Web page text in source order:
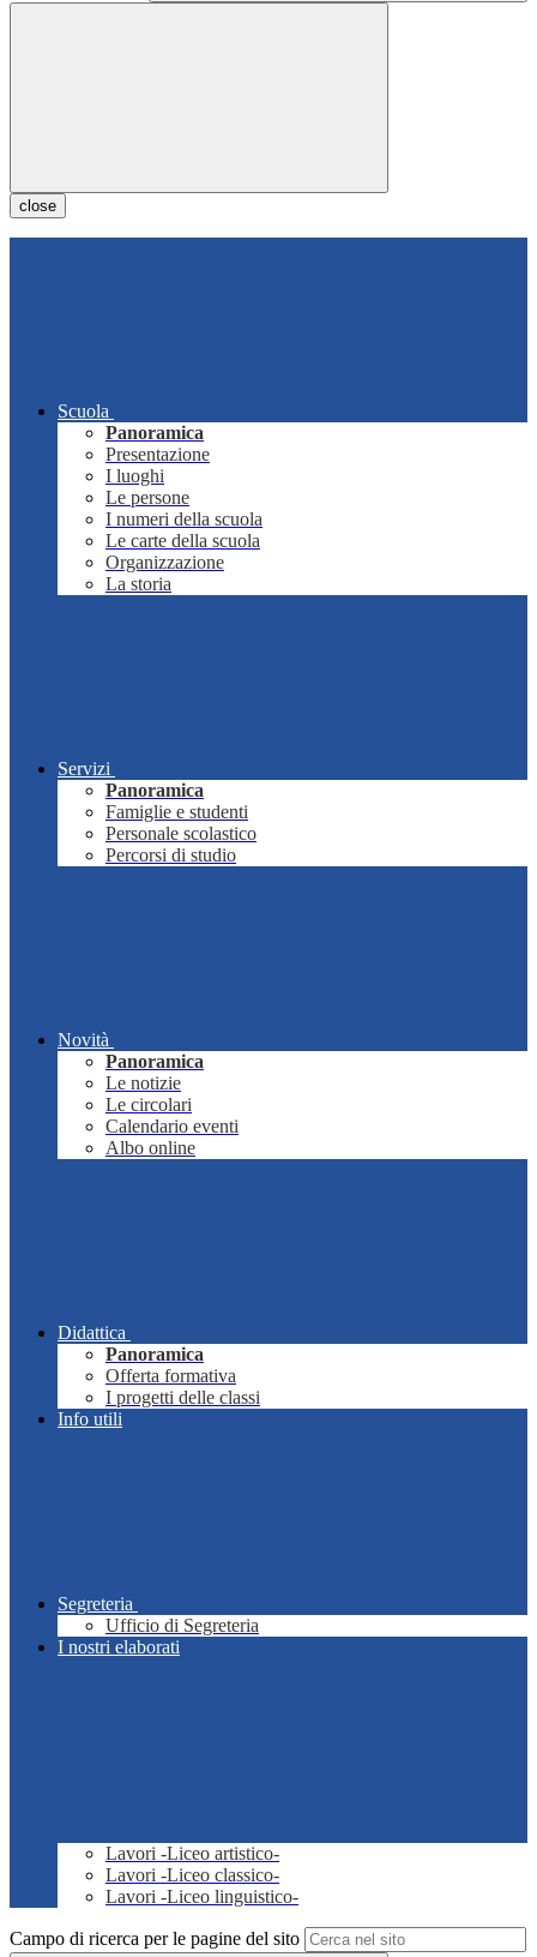
close
Scuola
Panoramica
Presentazione
I luoghi
Le persone
I numeri della scuola
Le carte della scuola
Organizzazione
La storia
Servizi
Panoramica
Famiglie e studenti
Personale scolastico
Percorsi di studio
Novità
Panoramica
Le notizie
Le circolari
Calendario eventi
Albo online
Didattica
Panoramica
Offerta formativa
I progetti delle classi
Info utili
Segreteria
Ufficio di Segreteria
I nostri elaborati
Lavori -Liceo artistico-
Lavori -Liceo classico-
Lavori -Liceo linguistico-
Campo di ricerca per le pagine del sito